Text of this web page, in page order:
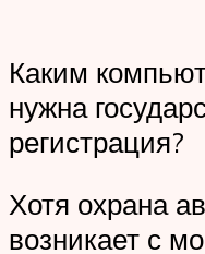
Каким
нужна
регистрация?
Хотя охрана
возникает с